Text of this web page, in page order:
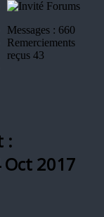
Messages : 660
Remerciements
reçus 43
:
Oct 2017